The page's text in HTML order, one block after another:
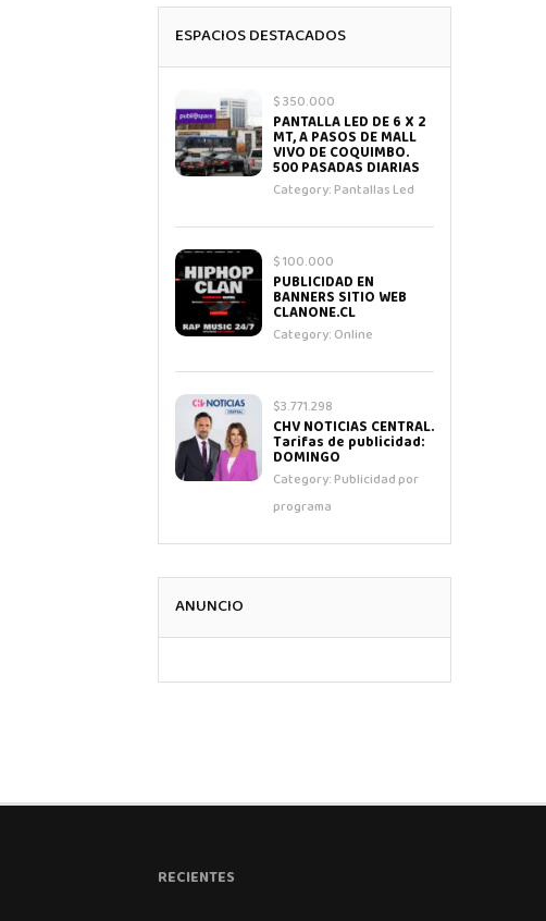
ESPACIOS DESTACADOS
$ 350.000
PANTALLA LED DE 6 X 2
MT, A PASOS DE MALL
VIVO DE COQUIMBO.
500 PASADAS DIARIAS
Category:Pantallas Led
$ 100.000
PUBLICIDAD EN
BANNERS SITIO WEB
CLANONE.CL
Category:Online
$3.771.298
CHV NOTICIAS CENTRAL.
Tarifas de publicidad:
DOMINGO
Category:Publicidad por
programa
ANUNCIO
RECIENTES